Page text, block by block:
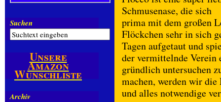
Schmusenase, die sich
prima mit dem großen
Flöckchen sehr in sich
Tagen aufgetaut und
der vermittelnde
gründlich untersuchen
machen, werden wir
und alles notwendige
Suchen
Unsere
Amazon
Wunschliste
Archiv